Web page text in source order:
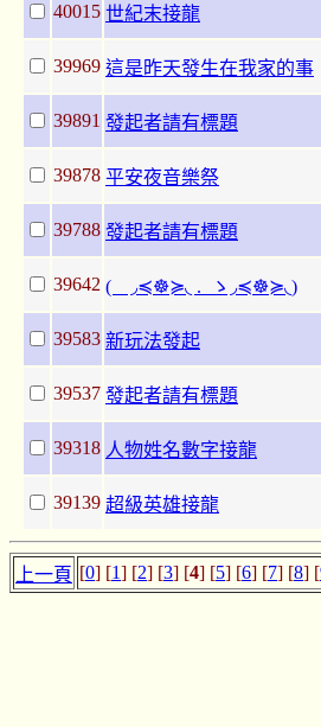
40015 世紀末接龍
39969 這是昨天發生在我家的事
39891 發起者請有標題
39878 平安夜音樂祭
39788 發起者請有標題
39642 ( ◞≼☸≽◟ ._ゝ◞≼☸≽◟)
39583 新玩法發起
39537 發起者請有標題
39318 人物姓名數字接龍
39139 超級英雄接龍
上一頁 [0] [1] [2] [3] [4] [5] [6] [7] [8] [